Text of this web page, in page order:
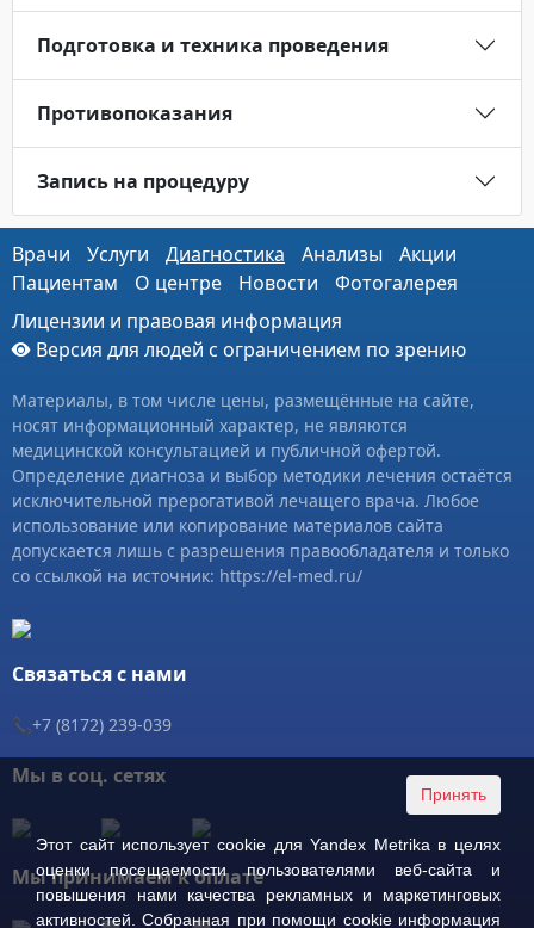
Подготовка и техника проведения
Противопоказания
Запись на процедуру
Врачи Услуги Диагностика Анализы
Акции
Пациентам
О центре Новости
Фотогалерея
Лицензии и правовая информация
Версия для людей с ограничением по зрению
Материалы, в том числе цены, размещённые на сайте,
носят информационный характер, не являются
медицинской консультацией и публичной офертой.
Определение диагноза и выбор методики лечения остаётся
исключительной прерогативой лечащего врача. Любое
использование или копирование материалов сайта
допускается лишь с разрешения правообладателя и только
со ссылкой на источник: https://el-med.ru/
Связаться с нами
📞+7 (8172) 239-039
Мы в соц. сетях
Мы принимаем к оплате
Этот сайт использует cookie для Yandex Metrika в целях
оценки посещаемости пользователями веб-сайта и
повышения нами качества рекламных и маркетинговых
активностей. Собранная при помощи cookie информация